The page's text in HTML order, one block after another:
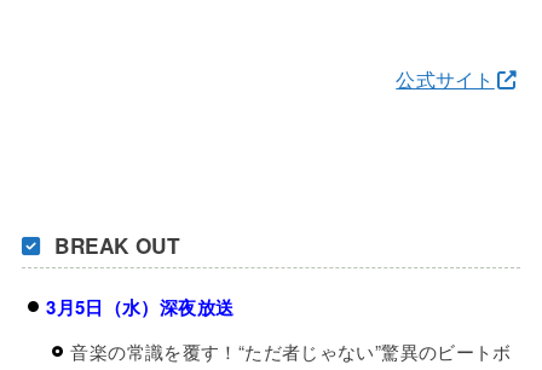
公式サイト
BREAK OUT
3月5日（水）深夜放送
音楽の常識を覆す！“ただ者じゃない”驚異のビートボ